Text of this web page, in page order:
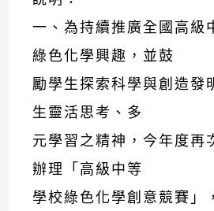
一、為持續推廣全國高級
綠色化學興趣，並鼓
勵學生探索科學與創造發
生靈活思考、多
元學習之精神，今年度再
辦理「高級中等
學校綠色化學創意競賽」